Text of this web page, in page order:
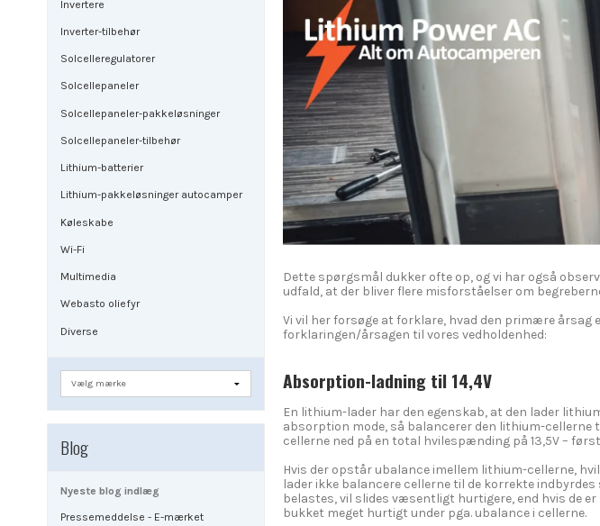
Invertere
Inverter-tilbehør
Solcelleregulatorer
Solcellepaneler
Solcellepaneler-pakkeløsninger
Solcellepaneler-tilbehør
Lithium-batterier
Lithium-pakkeløsninger autocamper
Køleskabe
Wi-Fi
Multimedia
Webasto oliefyr
Diverse
Blog
Nyeste blog indlæg
Pressemeddelse - E-mærket
Dette spørgsmål dukker ofte op, og vi har også
udfald, at der bliver flere misforståelser om
Vi vil her forsøge at forklare, hvad den primære årsag
forklaringen/årsagen til vores vedholdenhed:
Absorption-ladning til 14,4V
En lithium-lader har den egenskab, at den lader
absorption mode, så balancerer den lithium-cellerne
cellerne ned på en total hvilespænding på 13,5V –
Hvis der opstår ubalance imellem lithium-cellerne,
lader ikke balancere cellerne til de korrekte
belastes, vil slides væsentligt hurtigere, end hvis de
bukket meget hurtigt under pga. ubalance i cellerne.